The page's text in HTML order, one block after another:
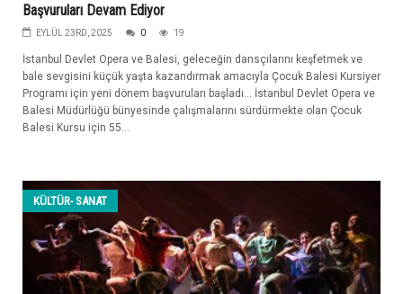
Başvuruları Devam Ediyor
EYLÜL 23RD, 2025 0 19
İstanbul Devlet Opera ve Balesi, geleceğin dansçılarını keşfetmek ve
bale sevgisini küçük yaşta kazandırmak amacıyla Çocuk Balesi Kursiyer
Programı için yeni dönem başvuruları başladı… İstanbul Devlet Opera ve
Balesi Müdürlüğü bünyesinde çalışmalarını sürdürmekte olan Çocuk
Balesi Kursu için 55...
KÜLTÜR- SANAT